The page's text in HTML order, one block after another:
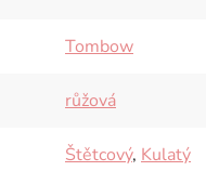
Tombow
růžová
Štětcový, Kulatý